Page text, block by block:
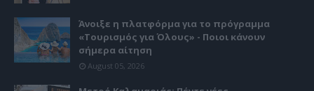
Άνοιξε η πλατφόρμα για το πρόγραμμα
«Τουρισμός για Όλους» - Ποιοι κάνουν
σήμερα αίτηση
August 05, 2026